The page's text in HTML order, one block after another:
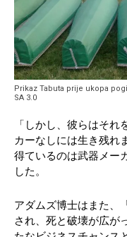
Prikaz Tabuta prije ukopa
SA 3.0
「しかし、彼らはそ
カーなしには生き残れ
得ているのは武器メー
した。
アダムズ博士はまた、
され、死と破壊が広が